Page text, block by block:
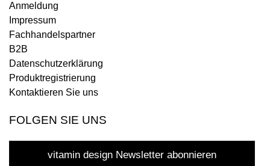
Anmeldung
Impressum
Fachhandelspartner
B2B
Datenschutzerklärung
Produktregistrierung
Kontaktieren Sie uns
FOLGEN SIE UNS
vitamin design Newsletter abonnieren